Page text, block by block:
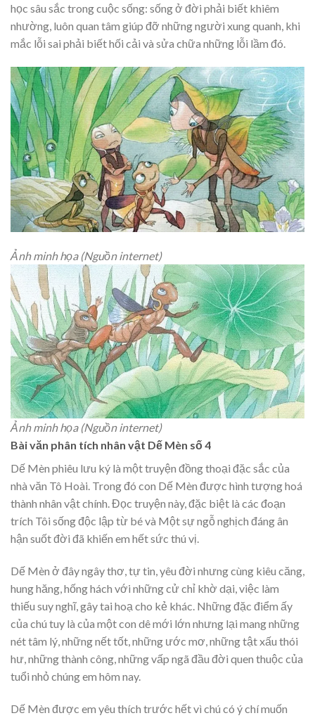
học sâu sắc trong cuộc sống: sống ở đời phải biết khiêm
nhường, luôn quan tâm giúp đỡ những người xung quanh, khi
mắc lỗi sai phải biết hối cải và sửa chữa những lỗi lầm đó.
Ảnh minh họa (Nguồn internet)
Ảnh minh họa (Nguồn internet)
Bài văn phân tích nhân vật Dế Mèn số 4
Dế Mèn phiêu lưu ký là một truyện đồng thoại đặc sắc của
nhà văn Tô Hoài. Trong đó con Dế Mèn được hình tượng hoá
thành nhân vật chính. Đọc truyện này, đặc biệt là các đoạn
trích Tôi sống độc lập từ bé và Một sự ngỗ nghịch đáng ân
hận suốt đời đã khiến em hết sức thú vị.
Dế Mèn ở đây ngây thơ, tự tin, yêu đời nhưng cùng kiêu căng,
hung hăng, hống hách với những cử chỉ khờ dại, việc làm
thiếu suy nghĩ, gây tai hoạ cho kẻ khác. Những đặc điểm ấy
của chú tuy là của một con dê mới lớn nhưng lại mang những
nét tâm lý, những nết tốt, những ước mơ, những tật xấu thói
hư, những thành công, những vấp ngã đầu đời quen thuộc của
tuổi nhỏ chúng em hôm nay.
Dế Mèn được em yêu thích trước hết vì chú có ý chí muốn